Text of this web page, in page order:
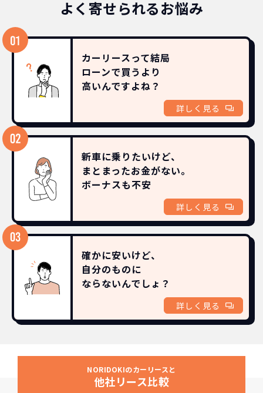
よく寄せられるお悩み
カーリースって結局
ローンで買うより
高いんですよね？
詳しく見る
新車に乗りたいけど、
まとまったお金がない。
ボーナスも不安
詳しく見る
確かに安いけど、
自分のものに
ならないんでしょ？
詳しく見る
NORIDOKIのカーリースと
他社リース比較